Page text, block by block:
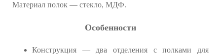
Материал полок — стекло, МДФ.
Особенности
Конструкция — два отделения с полками для